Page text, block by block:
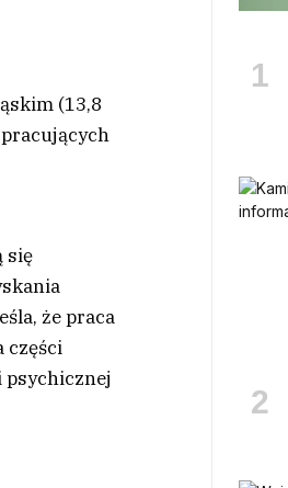
(13,8
się
że praca
części
psychicznej